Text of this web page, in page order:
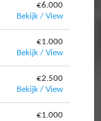
€6.000
Bekijk / View
€1.000
Bekijk / View
€2.500
Bekijk / View
€1.000